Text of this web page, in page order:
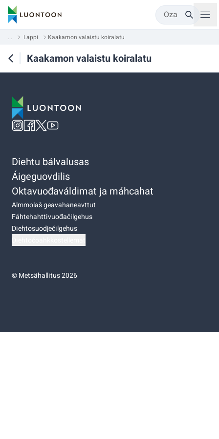
Oza
... Lappi Kaakamon valaistu koiralatu
Kaakamon valaistu koiralatu
Diehtu bálvalusas
Áigeguovdilis
Oktavuođaváldimat ja máhcahat
Almmolaš geavahaneavttut
Fáhtehahttivuođačilgehus
Diehtosuodječilgehus
©Metsähallitus 2026